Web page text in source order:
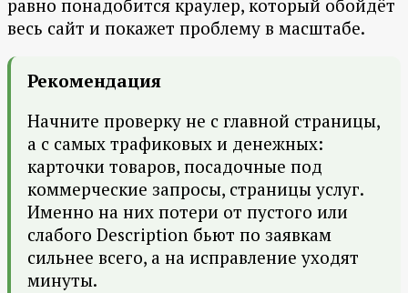
равно понадобится краулер, который обойдёт
весь сайт и покажет проблему в масштабе.
Рекомендация
Начните проверку не с главной страницы,
а с самых трафиковых и денежных:
карточки товаров, посадочные под
коммерческие запросы, страницы услуг.
Именно на них потери от пустого или
слабого Description бьют по заявкам
сильнее всего, а на исправление уходят
минуты.